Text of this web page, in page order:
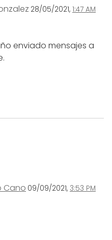
28/05/2021, 1:47 AM
enviado mensajes a
Cano 09/09/2021, 3:53 PM